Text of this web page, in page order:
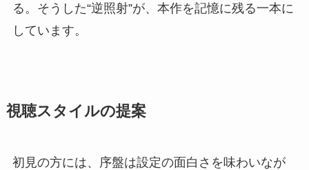
る。そうした“逆照射”が、本作を記憶に残る一本に
しています。
視聴スタイルの提案
初見の方には、序盤は設定の面白さを味わいなが